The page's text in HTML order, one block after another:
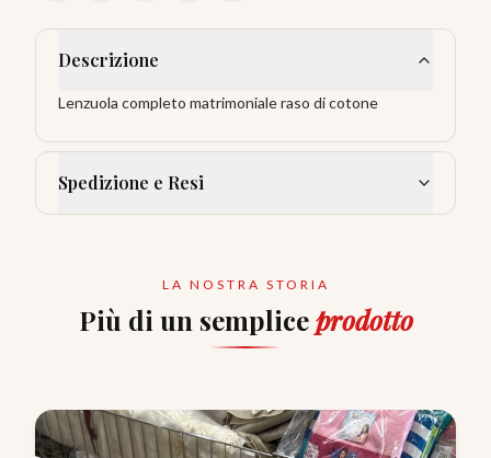
Descrizione
Lenzuola completo matrimoniale raso di cotone
Spedizione e Resi
LA NOSTRA STORIA
Più di un sempliceprodotto